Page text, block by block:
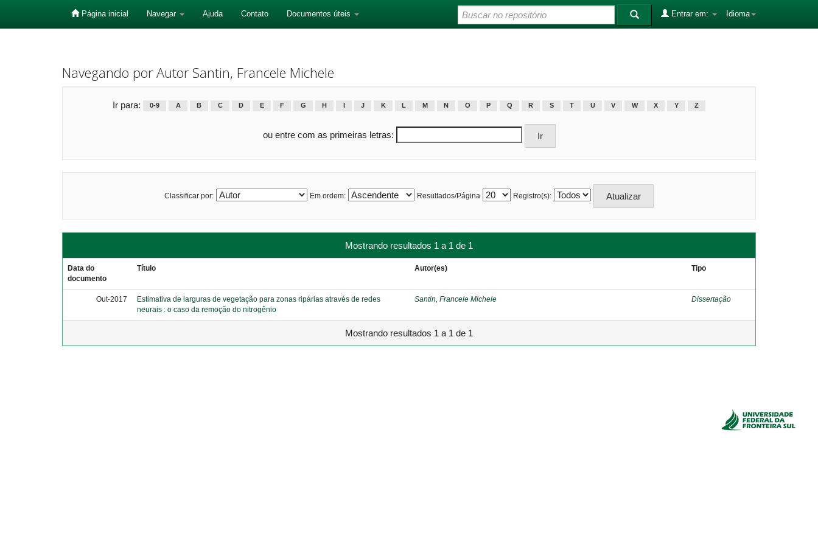
Página inicial Navegar Ajuda Contato Documentos úteis Idioma
Entrar em:
Navegando por Autor Santin, Francele Michele
Ir para: 0-9 A B C D E F G H J K L M N O P Q R S T U V W X Y Z
ou entre com as primeiras letras:
Classificar por: Em ordem: Resultados/Página Registro(s):
Mostrando resultados 1 a 1 de 1
Data do
documento
Título Autor(es) Tipo
Out-2017
Estimativa de larguras de vegetação para zonas ripárias através de redes
neurais : o caso da remoção do nitrogênio
Santin, Francele Michele Dissertação
Mostrando resultados 1 a 1 de 1